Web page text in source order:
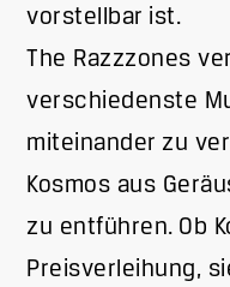
vorstellbar ist.
The Razzzones
verschiedenste
miteinander zu
Kosmos aus
zu entführen. Ob
Preisverleihung,